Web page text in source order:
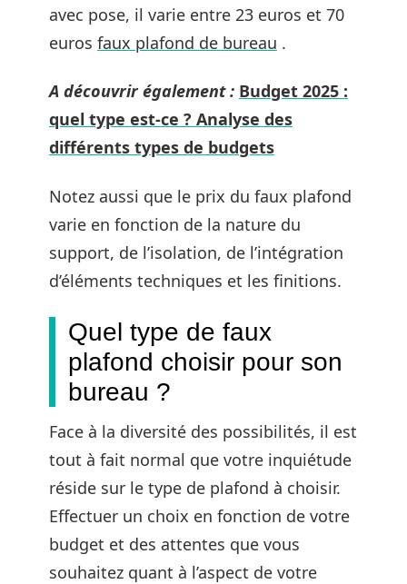
avec pose, il varie entre 23 euros et 70
euros faux plafond de bureau .
A découvrir également : Budget 2025 :
quel type est-ce ? Analyse des
différents types de budgets
Notez aussi que le prix du faux plafond
varie en fonction de la nature du
support, de l’isolation, de l’intégration
d’éléments techniques et les finitions.
Quel type de faux
plafond choisir pour son
bureau ?
Face à la diversité des possibilités, il est
tout à fait normal que votre inquiétude
réside sur le type de plafond à choisir.
Effectuer un choix en fonction de votre
budget et des attentes que vous
souhaitez quant à l’aspect de votre